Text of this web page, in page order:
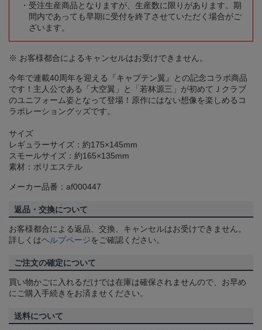
受注生産商品となりますが、生産数に限りがあります。期
間内であっても早期に受付を終了させていただく場合がご
ざいます。
※ お客様都合によるキャンセルはお受けできません。
今年で連載40周年を迎える『キャプテン翼』との記念コラボ商品
です！主人公である「大空翼」と「若林源三」が初めてＪクラブ
のユニフォーム姿となって登場！原作にはない想像を楽しめるコ
ラボレーショングッズです。
サイズ
レギュラーサイズ：約175×145mm
スモールサイズ：約165×135mm
素材：ポリエステル
メーカー品番：af000447
返品・交換について
お客様都合による返品、交換、キャンセルはお受けできません。
詳しくはヘルプページをご確認ください。
ご注文の確定について
買い物かごに入れるだけでは在庫は確保されませんので、お早め
にご購入手続きをお済ませください。
送料について